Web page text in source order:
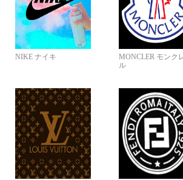
NIKE ナイキ
MONCLER モンク
ル